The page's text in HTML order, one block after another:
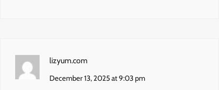
lizyum.com
December 13, 2025 at 9:03 pm